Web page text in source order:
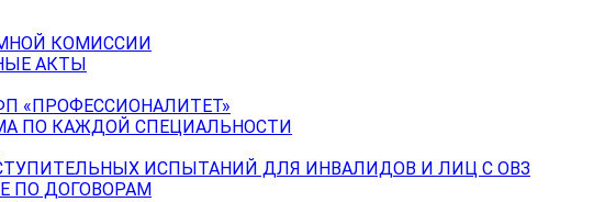
КОМИССИИ
АКТЫ
«ПРОФЕССИОНАЛИТЕТ»
ПО КАЖДОЙ СПЕЦИАЛЬНОСТИ
ИСПЫТАНИЙ ДЛЯ ИНВАЛИДОВ И ЛИЦ С ОВЗ
ПО ДОГОВОРАМ